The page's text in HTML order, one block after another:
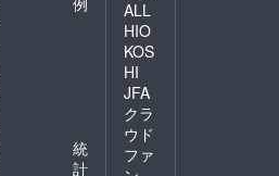
統
計
ALL
HIO
KOS
HI
JFA
クラ
ウド
ファ